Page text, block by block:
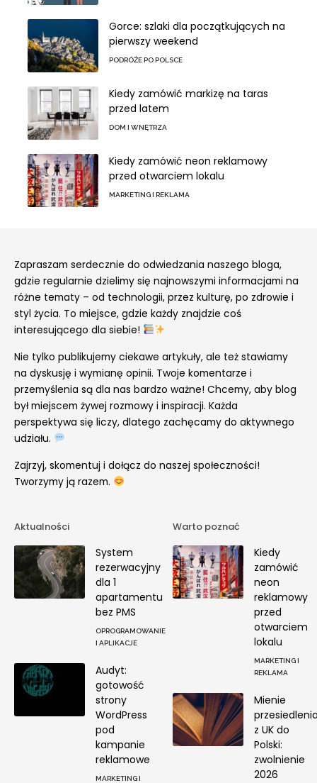
Gorce: szlaki dla początkujących na
pierwszy weekend
PODRÓŻE PO POLSCE
Kiedy zamówić markizę na taras
przed latem
DOM I WNĘTRZA
Kiedy zamówić neon reklamowy
przed otwarciem lokalu
MARKETING I REKLAMA
Zapraszam serdecznie do odwiedzania naszego bloga,
gdzie regularnie dzielimy się najnowszymi informacjami na
różne tematy – od technologii, przez kulturę, po zdrowie i
styl życia. To miejsce, gdzie każdy znajdzie coś
interesującego dla siebie!
Nie tylko publikujemy ciekawe artykuły, ale też stawiamy
na dyskusję i wymianę opinii. Twoje komentarze i
przemyślenia są dla nas bardzo ważne! Chcemy, aby blog
był miejscem żywej rozmowy i inspiracji. Każda
perspektywa się liczy, dlatego zachęcamy do aktywnego
udziału.
Zajrzyj, skomentuj i dołącz do naszej społeczności!
Tworzymy ją razem.
Aktualności
System
rezerwacyjny
dla 1
apartamentu
bez PMS
OPROGRAMOWANIE
I APLIKACJE
Audyt:
gotowość
strony
WordPress
pod
kampanie
reklamowe
MARKETING I
Warto poznać
Kiedy
zamówić
neon
reklamowy
przed
otwarciem
lokalu
MARKETING I
REKLAMA
Mienie
z UK do
Polski:
zwolnienie
2026